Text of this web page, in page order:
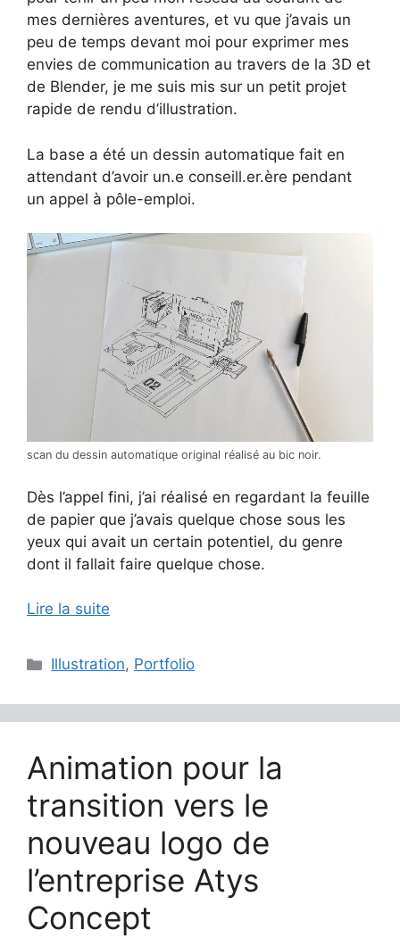
mes dernières aventures, et vu que j’avais un
peu de temps devant moi pour exprimer mes
envies de communication au travers de la 3D et
de Blender, je me suis mis sur un petit projet
rapide de rendu d’illustration.
La base a été un dessin automatique fait en
attendant d’avoir un.e conseill.er.ère pendant
un appel à pôle-emploi.
scan du dessin automatique original réalisé au bic noir.
Dès l’appel fini, j’ai réalisé en regardant la feuille
de papier que j’avais quelque chose sous les
yeux qui avait un certain potentiel, du genre
dont il fallait faire quelque chose.
Lire la suite
Catégories
Illustration, Portfolio
Animation pour la
transition vers le
nouveau logo de
l’entreprise Atys
Concept